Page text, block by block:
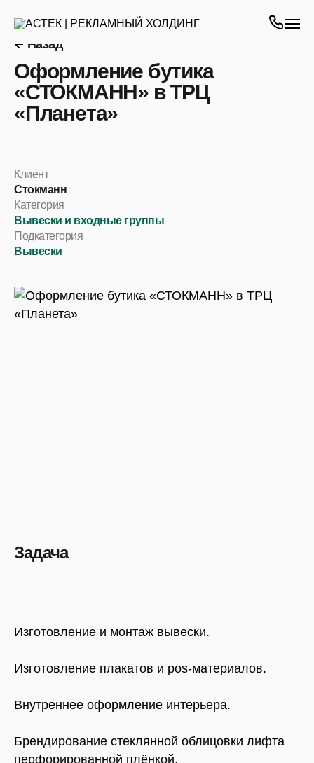
Назад
Оформление бутика
«СТОКМАНН» в ТРЦ
«Планета»
Клиент
Стокманн
Категория
Вывески и входные группы
Подкатегория
Вывески
Задача
Изготовление и монтаж вывески.
Изготовление плакатов и pos-материалов.
Внутреннее оформление интерьера.
Брендирование стеклянной облицовки лифта
перфорированной плёнкой.